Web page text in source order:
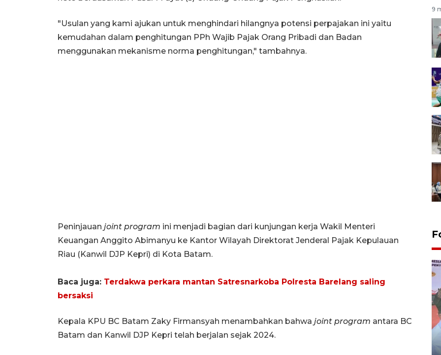
"Usulan yang kami ajukan untuk menghindari hilangnya potensi perpajakan ini yaitu
kemudahan dalam penghitungan PPh Wajib Pajak Orang Pribadi dan Badan
menggunakan mekanisme norma penghitungan," tambahnya.
Peninjauan joint program ini menjadi bagian dari kunjungan kerja Wakil Menteri
Keuangan Anggito Abimanyu ke Kantor Wilayah Direktorat Jenderal Pajak Kepulauan
Riau (Kanwil DJP Kepri) di Kota Batam.
Baca juga: Terdakwa perkara mantan Satresnarkoba Polresta Barelang saling
bersaksi
Kepala KPU BC Batam Zaky Firmansyah menambahkan bahwa joint program antara BC
Batam dan Kanwil DJP Kepri telah berjalan sejak 2024.
9
Distribusi logistik pemilu